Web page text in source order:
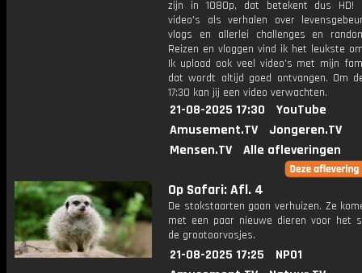
zijn in 1080p, dat betekent dus HD!
video's als verhalen over
vlogs en allerlei challenges en
Reizen en vloggen vind ik het leukste
Ik upload ook veel video's met mijn
dat wordt altijd goed ontvangen. Om
17:30 kan jij een video verwachten.
21-08-2025 17:30
YouTube
Amusement.TV
Jongeren.TV
Mensen.TV
Alle afleveringen
Op Safari: Afl. 4
De stokstaarten gaan verhuizen. Ze
met een paar nieuwe dieren voor het
de grootoorvosjes.
21-08-2025 17:25
NPO1